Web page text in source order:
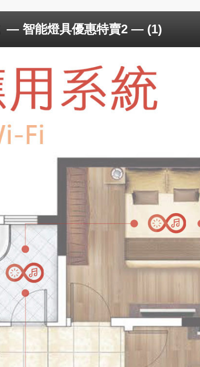
— 智能燈具優惠特賣2 — (1)